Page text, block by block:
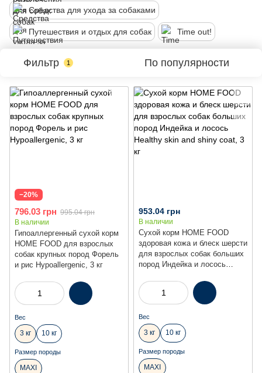
Средства для ухода за собаками
Путешествия и отдых для собак Time out!
Фильтр 1 По популярности
−20%
Гипоаллергенный сухой корм
HOME FOOD для взрослых
собак крупных пород Форель
и рис Hypoallergenic, 3 кг
796.03 грн 995.04 грн
В наличии
Вес
3 кг 10 кг
Размер породы
MAXI
Сухой корм HOME FOOD
здоровая кожа и блеск шерсти
для взрослых собак больших
пород Индейка и лосось
кг
953.04 грн
В наличии
Вес
3 кг 10 кг
Размер породы
MAXI